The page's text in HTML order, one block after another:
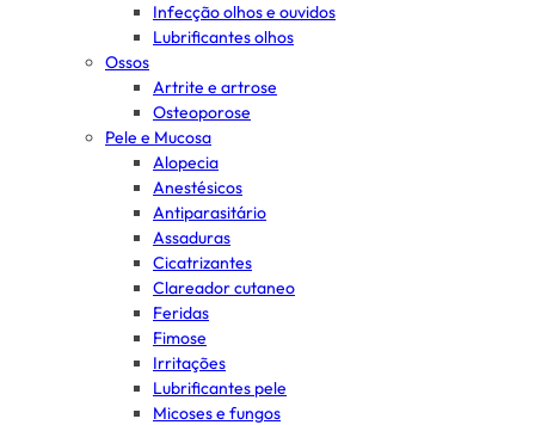
Infecção olhos e ouvidos
Lubrificantes olhos
Ossos
Artrite e artrose
Osteoporose
Pele e Mucosa
Alopecia
Anestésicos
Antiparasitário
Assaduras
Cicatrizantes
Clareador cutaneo
Feridas
Fimose
Irritações
Lubrificantes pele
Micoses e fungos